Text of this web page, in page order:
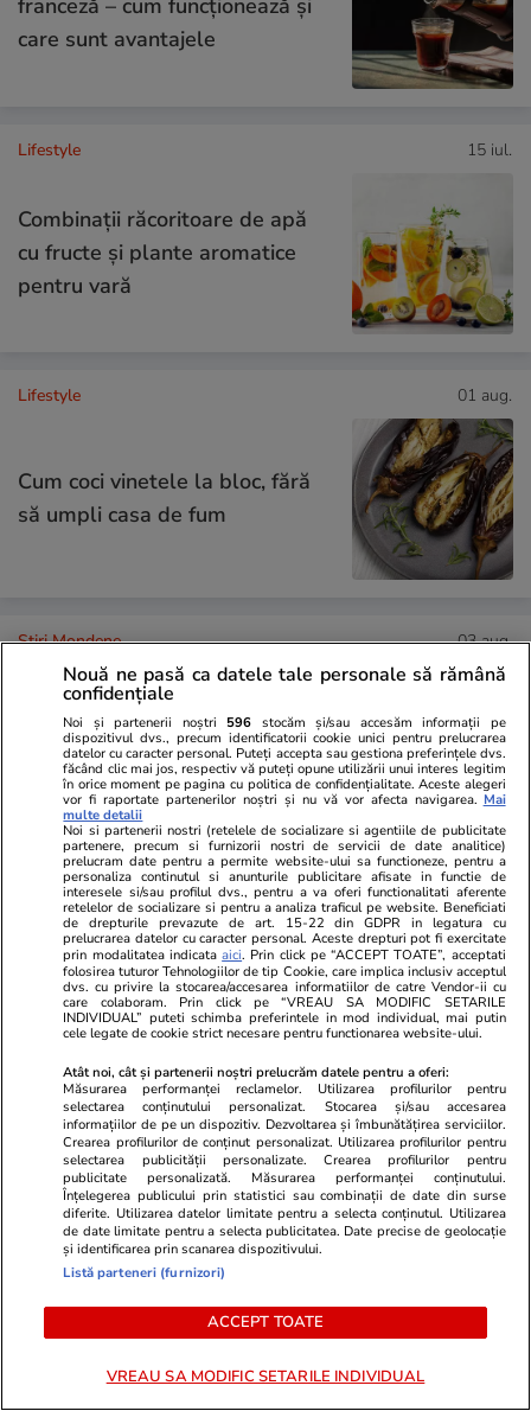
franceză – cum funcționează și
care sunt avantajele
Lifestyle 15 iul.
Combinaţii răcoritoare de apă
cu fructe şi plante aromatice
pentru vară
Lifestyle 01 aug.
Cum coci vinetele la bloc, fără
să umpli casa de fum
Stiri Mondene 03 aug.
„Vocea României” 2026 începe
pe 4 septembrie. Tot ce trebuie
să știi despre show
Știri România 03 aug.
Prima localitate din România în
care apa va fi oprită în fiecare
noapte din cauza secetei: „Nu se
poate asigura distribuția apei în
Știri România 03 aug.
Un polițist și angajați ai unor
spitale au racolat mii de victime
ale accidentelor pentru
despăgubiri. Procurorii au
cazuri
Știri România 03 aug.
Nouă ne pasă ca datele tale personale să rămână
confidențiale
Noi și partenerii noștri 596 stocăm și/sau accesăm informații pe
dispozitivul dvs., precum identificatorii cookie unici pentru prelucrarea
datelor cu caracter personal. Puteți accepta sau gestiona preferințele dvs.
făcând clic mai jos, respectiv vă puteți opune utilizării unui interes legitim
în orice moment pe pagina cu politica de confidențialitate. Aceste alegeri
vor fi raportate partenerilor noștri și nu vă vor afecta navigarea. Mai
multe detalii
Noi si partenerii nostri (retelele de socializare si agentiile de publicitate
partenere, precum si furnizorii nostri de servicii de date analitice)
prelucram date pentru a permite website-ului sa functioneze, pentru a
personaliza continutul si anunturile publicitare afisate in functie de
interesele si/sau profilul dvs., pentru a va oferi functionalitati aferente
retelelor de socializare si pentru a analiza traficul pe website. Beneficiati
de drepturile prevazute de art. 15-22 din GDPR in legatura cu
prelucrarea datelor cu caracter personal. Aceste drepturi pot fi exercitate
prin modalitatea indicataaici. Prin click pe “ACCEPT TOATE”, acceptati
folosirea tuturor Tehnologiilor de tip Cookie, care implica inclusiv acceptul
dvs. cu privire la stocarea/accesarea informatiilor de catre Vendor-ii cu
care colaboram. Prin click pe “VREAU SA MODIFIC SETARILE
INDIVIDUAL” puteti schimba preferintele in mod individual, mai putin
cele legate de cookie strict necesare pentru functionarea website-ului.
Atât noi, cât și partenerii noștri prelucrăm datele pentru a oferi:
Măsurarea performanței reclamelor. Utilizarea profilurilor pentru
selectarea conținutului personalizat. Stocarea și/sau accesarea
informațiilor de pe un dispozitiv. Dezvoltarea și îmbunătățirea serviciilor.
Crearea profilurilor de conținut personalizat. Utilizarea profilurilor pentru
selectarea publicității personalizate. Crearea profilurilor pentru
publicitate personalizată. Măsurarea performanței conținutului.
Înțelegerea publicului prin statistici sau combinații de date din surse
diferite. Utilizarea datelor limitate pentru a selecta conținutul. Utilizarea
de date limitate pentru a selecta publicitatea. Date precise de geolocație
și identificarea prin scanarea dispozitivului.
Listă parteneri (furnizori)
ACCEPT TOATE
VREAU SA MODIFIC SETARILE INDIVIDUAL